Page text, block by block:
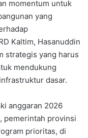
momentum untuk
yang
Kaltim, Hasanuddin
strategis yang harus
mendukung
dasar.
anggaran 2026
pemerintah provinsi
prioritas, di